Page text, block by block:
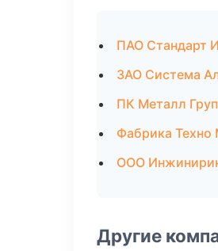
ПАО Стандарт
ЗАО Система
ПК Металл
Фабрика
ООО
Другие